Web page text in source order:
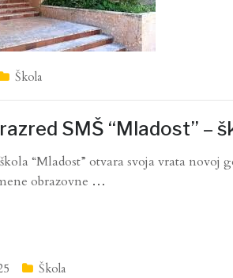
Škola
SMŠ “Mladost” –
“Mladost” otvara svoja vrata
obrazovne …
Škola